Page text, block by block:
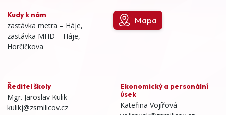
Kudy k nám
zastávka metra – Háje,
zastávka MHD – Háje,
Horčičkova
Mapa
Ředitel školy
Mgr. Jaroslav Kulik
kulikj@zsmilicov.cz
Ekonomický a personální
úsek
Kateřina Vojířová